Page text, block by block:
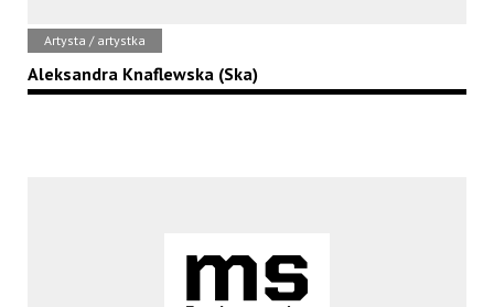
Artysta / artystka
Aleksandra Knaflewska (Ska)